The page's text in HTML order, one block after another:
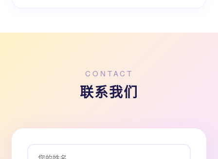
CONTACT
联系我们